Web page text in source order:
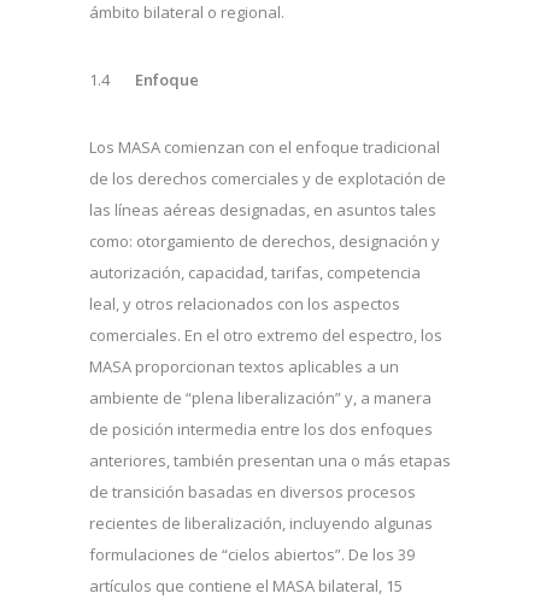
ámbito bilateral o regional.
1.4 Enfoque
Los MASA comienzan con el enfoque tradicional
de los derechos comerciales y de explotación de
las líneas aéreas designadas, en asuntos tales
como: otorgamiento de derechos, designación y
autorización, capacidad, tarifas, competencia
leal, y otros relacionados con los aspectos
comerciales. En el otro extremo del espectro, los
MASA proporcionan textos aplicables a un
ambiente de “plena liberalización” y, a manera
de posición intermedia entre los dos enfoques
anteriores, también presentan una o más etapas
de transición basadas en diversos procesos
recientes de liberalización, incluyendo algunas
formulaciones de “cielos abiertos”. De los 39
artículos que contiene el MASA bilateral, 15